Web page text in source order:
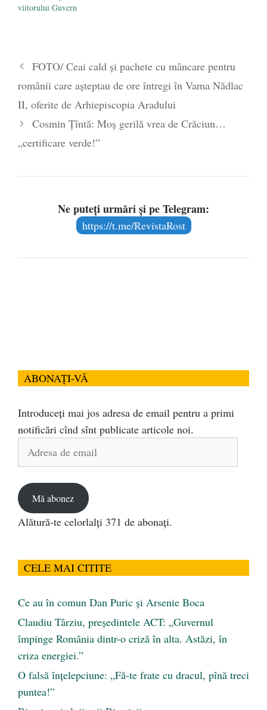
viitorului Guvern
FOTO/ Ceai cald și pachete cu mâncare pentru
românii care așteptau de ore întregi în Vama Nădlac
II, oferite de Arhiepiscopia Aradului
Cosmin Țîntă: Moș gerilă vrea de Crăciun…
„certificare verde!”
Ne puteți urmări și pe Telegram:
https://t.me/RevistaRost
ABONAȚI-VĂ
Introduceți mai jos adresa de email pentru a primi
notificări cînd sînt publicate articole noi.
Adresa
Mă abonez
Alătură-te celorlalți 371 de abonați.
CELE MAI CITITE
Ce au în comun Dan Puric şi Arsenie Boca
Claudiu Târziu, președintele ACT: „Guvernul
împinge România dintr-o criză în alta. Astăzi, în
criza energiei.”
O falsă înțelepciune: „Fă-te frate cu dracul, pînă treci
puntea!”